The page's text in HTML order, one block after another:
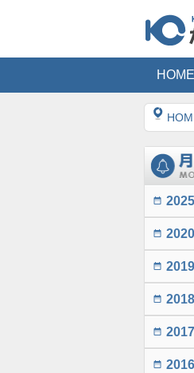
HOME
date_range 2025
date_range 2020
date_range 2019
date_range 2018
date_range 2017
date_range 2016